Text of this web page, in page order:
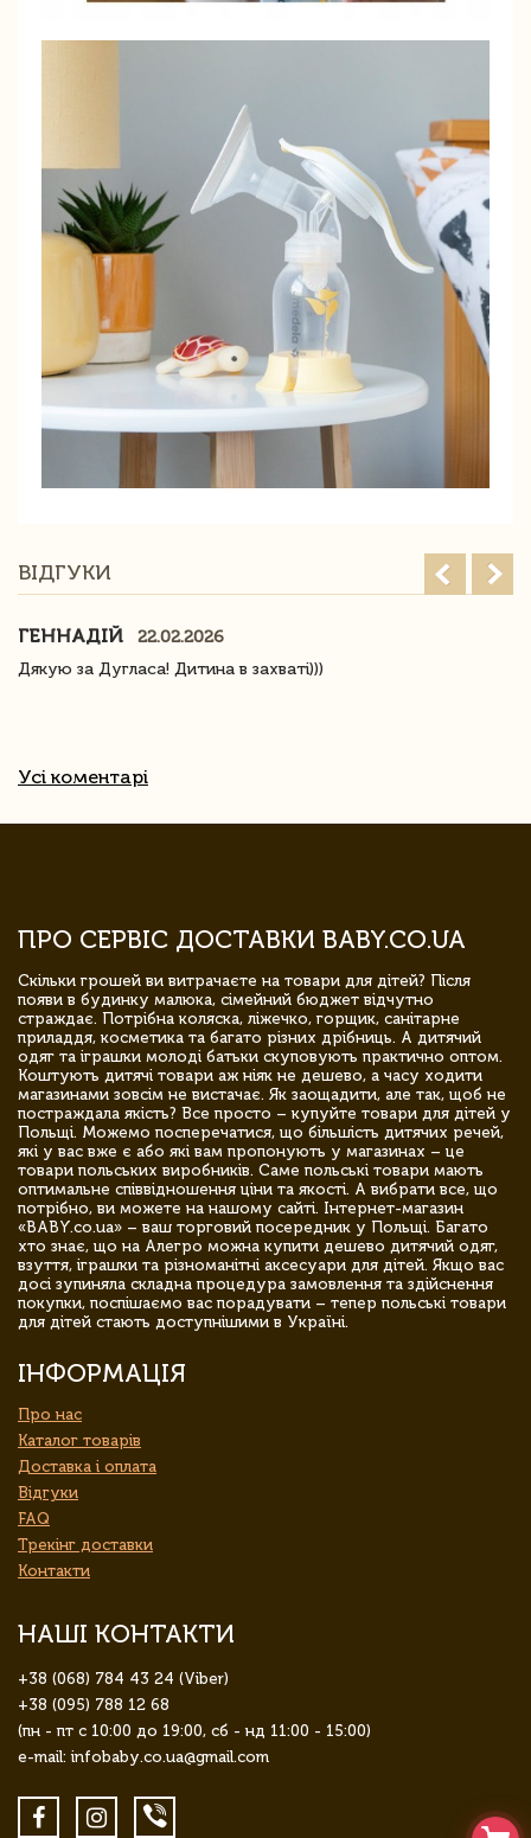
ВІДГУКИ
ГЕННАДІЙ
22.02.2026
Дякую за Дугласа! Дитина в захваті)))
Усі коментарі
ПРО СЕРВІС ДОСТАВКИ BABY.CO.UA
Скільки грошей ви витрачаєте на товари для дітей? Після
появи в будинку малюка, сімейний бюджет відчутно
страждає. Потрібна коляска, ліжечко, горщик, санітарне
приладдя, косметика та багато різних дрібниць. А дитячий
одяг та іграшки молоді батьки скуповують практично оптом.
Коштують дитячі товари аж ніяк не дешево, а часу ходити
магазинами зовсім не вистачає. Як заощадити, але так, щоб не
постраждала якість? Все просто – купуйте товари для дітей у
Польщі. Можемо посперечатися, що більшість дитячих речей,
які у вас вже є або які вам пропонують у магазинах – це
товари польських виробників. Саме польські товари мають
оптимальне співвідношення ціни та якості. А вибрати все, що
потрібно, ви можете на нашому сайті. Інтернет-магазин
«BABY.co.ua» – ваш торговий посередник у Польщі. Багато
хто знає, що на Алегро можна купити дешево дитячий одяг,
взуття, іграшки та різноманітні аксесуари для дітей. Якщо вас
досі зупиняла складна процедура замовлення та здійснення
покупки, поспішаємо вас порадувати – тепер польські товари
для дітей стають доступнішими в Україні.
ІНФОРМАЦІЯ
Про нас
Каталог товарів
Доставка і оплата
Відгуки
FAQ
Трекінг доставки
Контакти
НАШІ КОНТАКТИ
+38 (068) 784 43 24 (Viber)
+38 (095) 788 12 68
(пн - пт с 10:00 до 19:00, сб - нд 11:00 - 15:00)
e-mail: infobaby.co.ua@gmail.com